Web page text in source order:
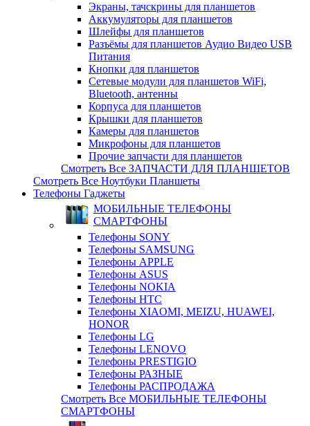
Экраны, тачскрины для планшетов
Аккумуляторы для планшетов
Шлейфы для планшетов
Разъёмы для планшетов Аудио Видео USB
Питания
Кнопки для планшетов
Сетевые модули для планшетов WiFi,
Bluetooth, антенны
Корпуса для планшетов
Крышки для планшетов
Камеры для планшетов
Микрофоны для планшетов
Прочие запчасти для планшетов
Смотреть Все ЗАПЧАСТИ ДЛЯ ПЛАНШЕТОВ
Смотреть Все Ноутбуки Планшеты
Телефоны Гаджеты
МОБИЛЬНЫЕ ТЕЛЕФОНЫ
СМАРТФОНЫ
Телефоны SONY
Телефоны SAMSUNG
Телефоны APPLE
Телефоны ASUS
Телефоны NOKIA
Телефоны HTC
Телефоны XIAOMI, MEIZU, HUAWEI,
HONOR
Телефоны LG
Телефоны LENOVO
Телефоны PRESTIGIO
Телефоны РАЗНЫЕ
Телефоны РАСПРОДАЖА
Смотреть Все МОБИЛЬНЫЕ ТЕЛЕФОНЫ
СМАРТФОНЫ